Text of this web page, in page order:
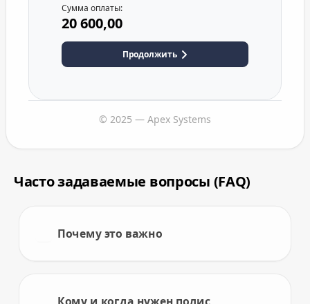
Сумма оплаты:
20 600,00
Продолжить
© 2025 — Apex Systems
Часто задаваемые вопросы (FAQ)
Почему это важно